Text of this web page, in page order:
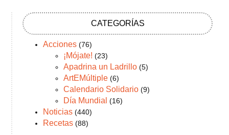
CATEGORÍAS
Acciones (76)
¡Mójate! (23)
Apadrina un Ladrillo (5)
ArtEMúltiple (6)
Calendario Solidario (9)
Día Mundial (16)
Noticias (440)
Recetas (88)